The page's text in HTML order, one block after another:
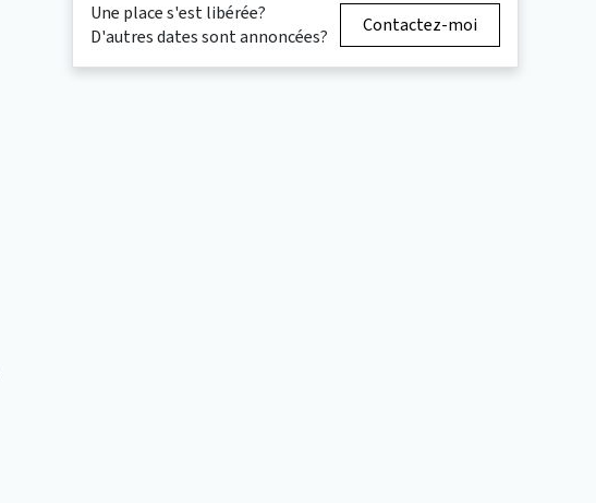
Une place s'est libérée?
D'autres dates sont annoncées?
Contactez-moi